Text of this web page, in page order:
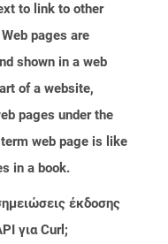
to link to other
pages are
shown in a web
of a website,
pages under the
web page is like
in a book.
έκδοσης
για Curl;